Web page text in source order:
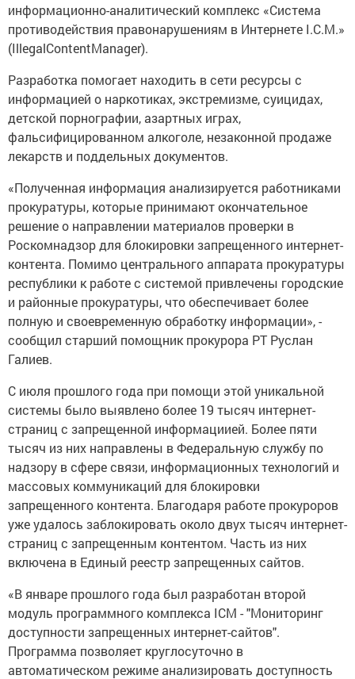
информационно-аналитический комплекс «Система
противодействия правонарушениям в Интернете I.C.M.»
(IllegalContentManager).
Разработка помогает находить в сети ресурсы с
информацией о наркотиках, экстремизме, суицидах,
детской порнографии, азартных играх,
фальсифицированном алкоголе, незаконной продаже
лекарств и поддельных документов.
«Полученная информация анализируется работниками
прокуратуры, которые принимают окончательное
решение о направлении материалов проверки в
Роскомнадзор для блокировки запрещенного интернет-
контента. Помимо центрального аппарата прокуратуры
республики к работе с системой привлечены городские
и районные прокуратуры, что обеспечивает более
полную и своевременную обработку информации», -
сообщил старший помощник прокурора РТ Руслан
Галиев.
С июля прошлого года при помощи этой уникальной
системы было выявлено более 19 тысяч интернет-
страниц с запрещенной информациией. Более пяти
тысяч из них направлены в Федеральную службу по
надзору в сфере связи, информационных технологий и
массовых коммуникаций для блокировки
запрещенного контента. Благодаря работе прокуроров
уже удалось заблокировать около двух тысяч интернет-
страниц с запрещенным контентом. Часть из них
включена в Единый реестр запрещенных сайтов.
«В январе прошлого года был разработан второй
модуль программного комплекса ICM - "Мониторинг
доступности запрещенных интернет-сайтов".
Программа позволяет круглосуточно в
автоматическом режиме анализировать доступность